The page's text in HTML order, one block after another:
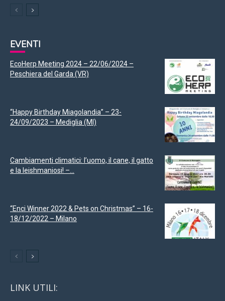
EVENTI
EcoHerp Meeting 2024 – 22/06/2024 –
Peschiera del Garda (VR)
“Happy Birthday Miagolandia” – 23-
24/09/2023 – Mediglia (MI)
Cambiamenti climatici: l’uomo, il cane, il gatto
e la leishmaniosi! –...
“Enci Winner 2022 & Pets on Christmas” – 16-
18/12/2022 – Milano
LINK UTILI: